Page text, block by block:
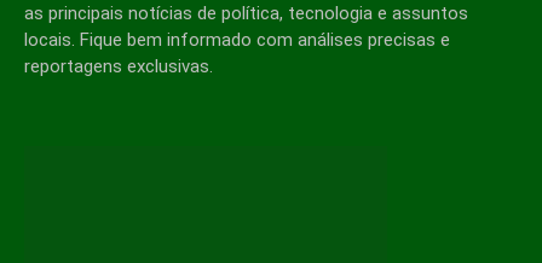
as principais notícias de política, tecnologia e assuntos
locais. Fique bem informado com análises precisas e
reportagens exclusivas.